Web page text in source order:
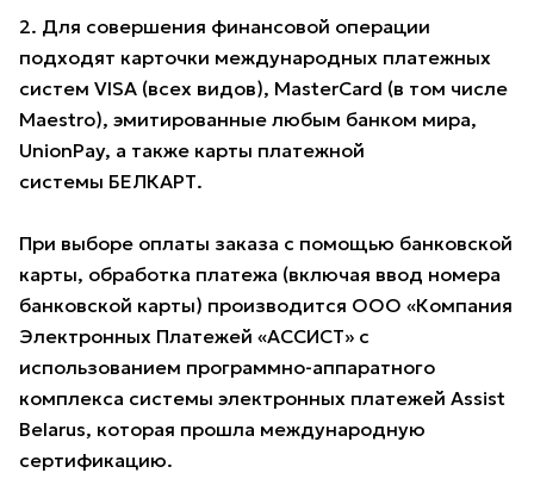
2. Для совершения финансовой операции
подходят карточки международных платежных
систем VISA (всех видов), MasterCard (в том числе
Maestro), эмитированные любым банком мира,
UnionPay, а также карты платежной
системы БЕЛКАРТ.
При выборе оплаты заказа с помощью банковской
карты, обработка платежа (включая ввод номера
банковской карты) производится ООО «Компания
Электронных Платежей «АССИСТ» с
использованием программно-аппаратного
комплекса системы электронных платежей Assist
Belarus, которая прошла международную
сертификацию.